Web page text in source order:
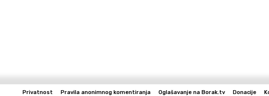
Privatnost Pravila anonimnog komentiranja Oglašavanje na Borak.tv Donacije